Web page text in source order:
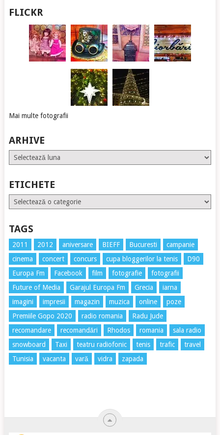
FLICKR
Mai multe fotografii
ARHIVE
Arhive
ETICHETE
Etichete
TAGS
2011 2012 aniversare BIEFF Bucuresti
campanie
cinema
concert concurs cupa bloggerilor la tenis
D90
Europa Fm
Facebook film fotografie
fotografii
Future of Media
Garajul Europa Fm Grecia
iarna
imagini
impresii magazin muzica online
poze
Premiile Gopo 2020
radio romania
Radu Jude
recomandare
recomandări Rhodos romania
sala radio
snowboard
Taxi teatru radiofonic tenis trafic
travel
Tunisia
vacanta vară vidra zapada